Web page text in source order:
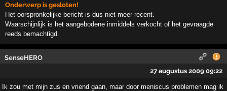
Onderwerp is gesloten!
Het oorspronkelijke bericht is dus niet meer recent.
Waarschijnlijk is het aangebodene inmiddels verkocht of het gevraagde
reeds bemachtigd.
SenseHERO
27 augustus 2009 09:22
Ik zou met mijn zus en vriend gaan, maar door meniscus problemen mag ik